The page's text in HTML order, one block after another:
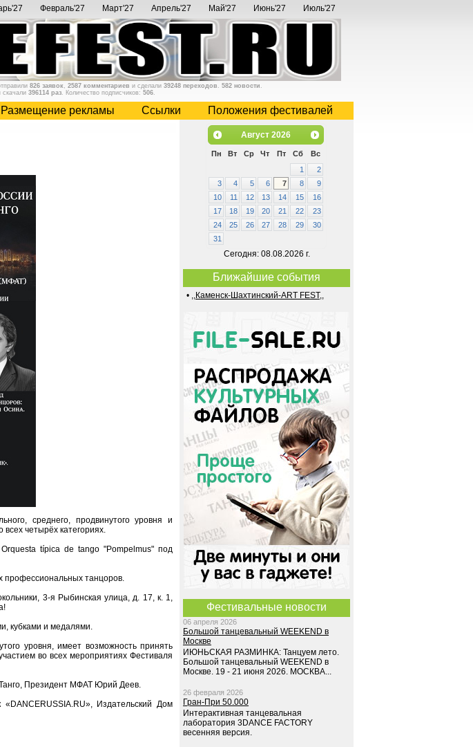
Февраль'27 Март'27 Апрель'27 Май'27 Июнь'27 Июль'27
826 заявок, 2587 комментариев и сделали 39248 переходов . 582 новости .
скачали 396114 раз. Количество подписчиков: 506.
Размещение рекламы Cсылки
Положения фестивалей
среднего, продвинутого уровня и
четырёх категориях.
típica de tango "Pompelmus" под
профессиональных танцоров.
3-я Рыбинская улица, д. 17, к. 1,
кубками и медалями.
уровня, имеет возможность принять
во всех мероприятиях Фестиваля
Президент МФАТ Юрий Деев.
Издательский Дом
Август 2026
Пн Вт Ср Чт Пт Сб
Вс
1
2
3
4 5 6 7 8
9
10
11 12 13 14 15
16
17
18 19 20 21 22
23
24
25 26 27 28 29
30
31
Сегодня: 08.08.2026 г.
Ближайшие события
• ,,Каменск-Шахтинский-ART FEST,,
Фестивальные новости
06 апреля 2026
Большой танцевальный WEEKEND в
Москве
ИЮНЬСКАЯ РАЗМИНКА: Танцуем лето.
Большой танцевальный WEEKEND в
Москве. 19 - 21 июня 2026. МОСКВА...
26 февраля 2026
Гран-При 50.000
Интерактивная танцевальная
лаборатория 3DANCE FACTORY
весенняя версия.